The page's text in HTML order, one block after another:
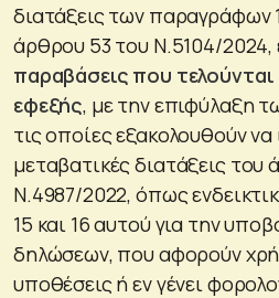
διατάξεις των παραγράφων
άρθρου 53 του Ν.5104/2024,
παραβάσεις που
εφεξής, με την επιφύλαξη
τις οποίες εξακολουθούν να
μεταβατικές διατάξεις του
Ν.4987/2022, όπως
15 και 16 αυτού για την
δηλώσεων, που αφορούν
υποθέσεις ή εν γένει